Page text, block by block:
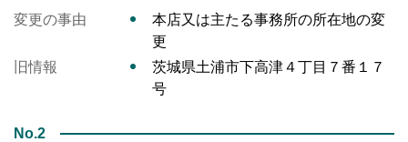
変更の事由
本店又は主たる事務所の所在地の変
更
旧情報
茨城県土浦市下高津４丁目７番１７
号
No.2